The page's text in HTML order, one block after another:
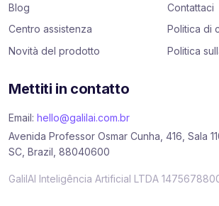
Blog
Centro assistenza
Novità del prodotto
Contattaci
Politica di
Politica
Mettiti in contatto
Email: hello@galilai.com.br
Avenida Professor Osmar Cunha, 416, Sala
SC, Brazil, 88040600
GalilAI Inteligência Artificial LTDA